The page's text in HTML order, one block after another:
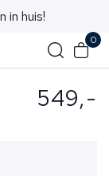
in huis!
0
549,-